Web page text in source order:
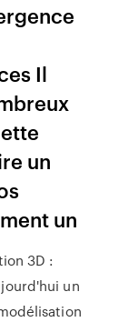
Il
un
un
3D :
un